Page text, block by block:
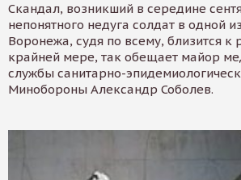
Скандал, возникший в середине
непонятного недуга солдат в одной
Воронежа, судя по всему, близится к
крайней мере, так обещает майор
службы санитарно-
Минобороны Александр Соболев.